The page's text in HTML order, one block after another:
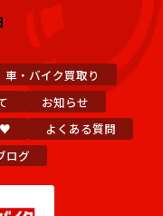
車・バイク買取り
お知らせ
よくある質問
ログ